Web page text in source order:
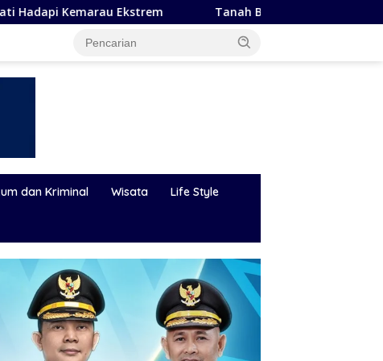
Tanah Bumbu Sukses Jadi Tuan Rumah Temu Karya
dan Kriminal Wisata Life Style